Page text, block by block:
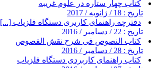
کتاب چهار ستاره در علوم غریبه
تاریخ : 18 / ژانویه / 2017
دفترچه راهنمای کاربری دستگاه فلزیاب [...]
تاریخ : 22 / دسامبر / 2016
کتاب النصوص فی شرح نقش الفصوص
تاریخ : 28 / دسامبر / 2016
کتاب راهنمای کاربردی دستگاه فلزیاب